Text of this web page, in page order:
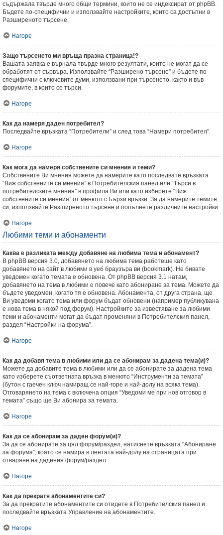
съдържала твърде много общи термини, които не се индексират от phpBB.
Бъдете по-специфични и използвайте настройките, които са достъпни в
Разширеното търсене.
Нагоре
Защо търсенето ми връща празна страница!?
Вашата заявка е върнала твърде много резултати, които не могат да се
обработят от сървъра. Използвайте “Разширено търсене” и бъдете по-
специфични с ключовите думи, използвани при търсенето, както и във
форумите, в които се търси.
Нагоре
Как да намеря даден потребител?
Последвайте връзката “Потребители” и след това “Намери потребител”.
Нагоре
Как мога да намеря собствените си мнения и теми?
Собствените Ви мнения можете да намерите като последвате връзката
“Виж собствените си мнения” в Потребителския панел или “Търси в
потребителските мнения” в профила Ви или като изберете “Виж
собствените си мнения” от менюто с Бързи връзки. За да намерите темите
си, използвайте Разширеното търсене и попълнете различните настройки.
Нагоре
Любими теми и абонаменти
Каква е разликата между добавяне на любима тема и абонамент?
В phpBB версия 3.0, добавянето на любима тема работеше като
добавянето на сайт в любими в уеб браузъра ви (bookmark). Не бивате
уведомен когато темата е обновена. От phpBB версия 3.1 натам,
добавянето на тема в любими е повече като абониране за тема. Можете да
бъдете уведомен, когато тя е обновена. Абонамента, от друга страна, ще
Ви уведоми когато тема или форум бъдат обновени (например публикувана
е нова тема в някой под форум). Настройките за известяване за любими
теми и абонаменти могат да бъдат променяни в Потребителския панел,
раздел “Настройки на форума”.
Нагоре
Как да добавя тема в любими или да се абонирам за дадена тема(и)?
Можете да добавите тема в любими или да се абонирате за дадена тема
като изберете съответната връзка в менюто “Инструменти за темата”
(бутон с гаечен ключ намиращ се най-горе и най-долу на всяка тема).
Отговарянето на тема с включена опция “Уведоми ме при нов отговор в
темата” също ще Ви абонира за темата.
Нагоре
Как да се абонирам за даден форум(и)?
За да се абонирате за цял форум/раздел, натиснете връзката “Абониране
за форума”, която се намира в лентата най-долу на страницата при
отваряне на дадения форум/раздел.
Нагоре
Как да прекратя абонаментите си?
За да прекратите абонаментите си отидете в Потребителския панел и
последвайте връзката Управление на абонаментите.
Нагоре